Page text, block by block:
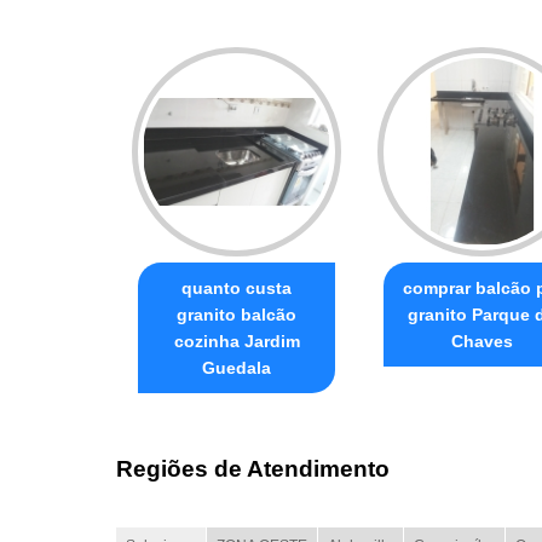
quanto custa
granito balcão
cozinha Jardim
Guedala
comprar balcão
granito Parque
Chaves
Regiões de Atendimento